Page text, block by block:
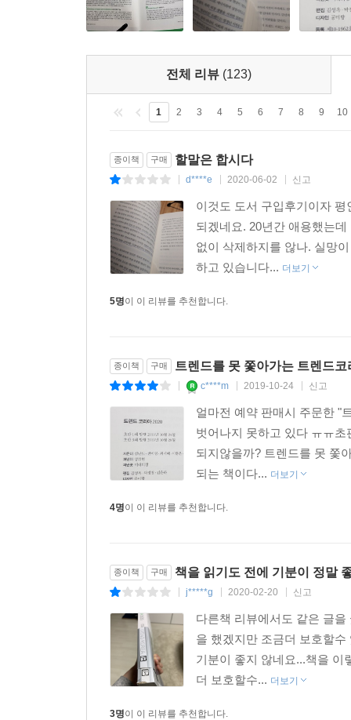
『트렌드 코리아』 선정 2019년 대한민국 10대 트
- 자극적인 경험을 인증하고 공유하는 문화
- 아웃도어 액티비티의 증가
배송 서비스
- 온라인을 통한 신선식품 주문 증가
- 배송 기반 효율화
- 수요를 예측하는 기술 수준의 향상
에어프라이어와 삼신가전
인플루언서
- SNS를 중심으로 재편되는 미디어 환경의 변화
- 친근함을 바탕으로 한 신뢰성 확보
재출시 상품
- 과거의 모델이나 콘텐츠를 이용함으로써 비용 절
- 신뢰성을 기반으로 한 거래
- 오프라인 경험에 대한 니즈
- 지역경제 활성화를 위한 정책적 노력
친환경 아이템
- 필환경 트렌드 확산
전체 리뷰 (123)
1 2 3 4 5 6 7 8 9 10
종이책 구매 할말은 합시다
d****e 2020-06-02 신고
이것도 도서 구입후기이자
되겠네요. 20년간 애용했는
없이 삭제하지를 않나. 실망
하고 있습니다... 더보기
5명이 이 리뷰를 추천합니다.
종이책 구매 트렌드를 못 쫓아가는 트렌드코
c****m 2019-10-24 신고
얼마전 예약 판매시 주문한 "
벗어나지 못하고 있다 ㅠㅠ
되지않을까? 트렌드를 못 쫓
되는 책이다... 더보기
4명이 이 리뷰를 추천합니다.
종이책 구매 책을 읽기도 전에 기분이 정말
j*****g 2020-02-20 신고
다른책 리뷰에서도 같은 글
을 했겠지만 조금더 보호할
기분이 좋지 않네요...책을 이
더 보호할수... 더보기
3명이 이 리뷰를 추천합니다.